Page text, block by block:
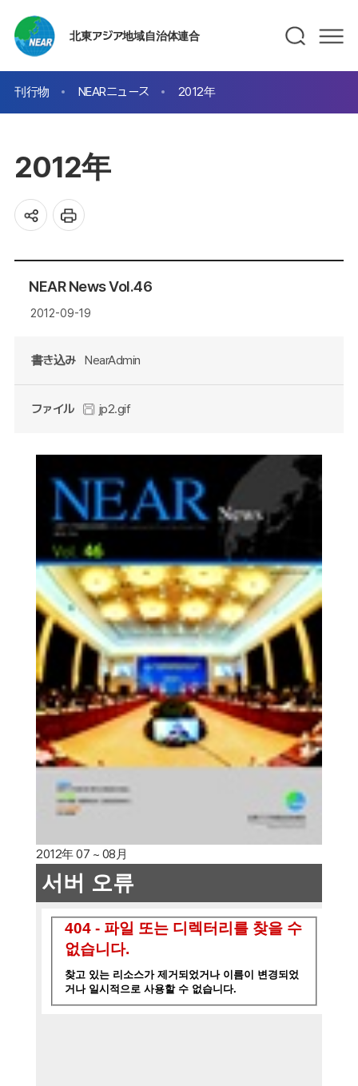
北東アジア地域自治体連合
刊行物 NEARニュース 2012年
2012年
NEAR News Vol.46
2012-09-19
書き込み NearAdmin
ファイル jp2.gif
2012年 07 ~ 08月